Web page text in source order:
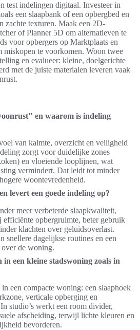
test indelingen digitaal. Investeer in
een slaapbank of een opbergbed en
zachte texturen. Maak een 2D-
of Planner 5D om alternatieven te
voor opbergers op Marktplaats en
miskopen te voorkomen. Woon twee
en evalueer: kleine, doelgerichte
met de juiste materialen leveren vaak
en waarom is indeling
van kalmte, overzicht en veiligheid
zorgt voor duidelijke zones
en vloeiende looplijnen, wat
vermindert. Dat leidt tot minder
woontevredenheid.
levert een goede indeling op?
meer verbeterde slaapkwaliteit,
efficiënte opbergruimte, beter gebruik
klachten over geluidsoverlast.
snellere dagelijkse routines en een
de woning.
een kleine stadswoning zoals in
een compacte woning: een slaaphoek
verticale opberging en
studio’s werkt een room divider,
afscheiding, terwijl lichte kleuren en
bevorderen.